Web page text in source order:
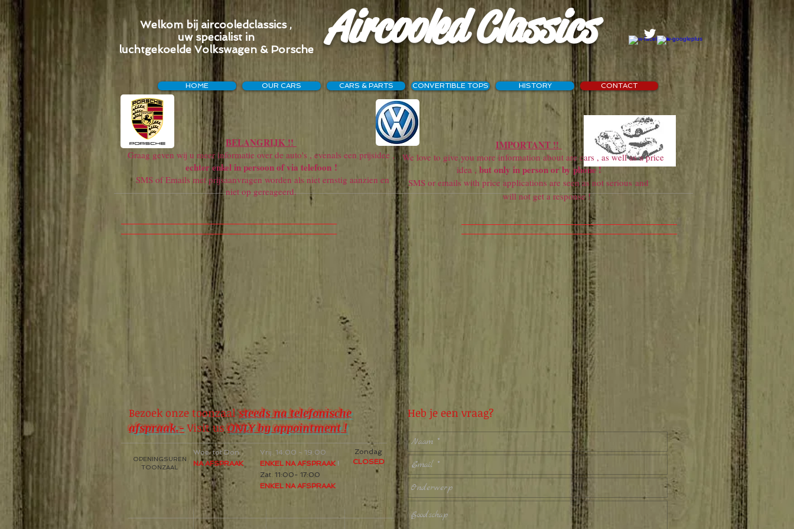
Welkom bij aircooledclassics ,
uw specialist in
luchtgekoelde Volkswagen & Porsche
Aircooled Classics
HOME OUR CARS CARS & PARTS CONVERTIBLE TOPS HISTORY CONTACT
BELANGRIJK !!
Graag geven wij u meer informatie over de auto's , evenals een prijsidee ,
echter enkel in persoon of via telefoon !
SMS of Emails met prijsaanvragen worden als niet ernstig aanzien en
niet op gereageerd.
IMPORTANT !!
We love to give you more information about are cars , as well as a price
idea , but only in person or by phone !
SMS or emails with price applications are seen as not serious and
will not get a response !
Bezoek onze toonzaalsteeds na telefonische
afspraak.- Visit us ONLY by appointment !
Zondag
CLOSED
OPENINGSUREN
TOONZAAL
Woe. tot Don.
NA AFSPRAAK
Vrij. 14:00 - 19:00
ENKEL NA AFSPRAAK !
Zat. 11:00- 17:00
ENKEL NA AFSPRAAK
Heb je een vraag?